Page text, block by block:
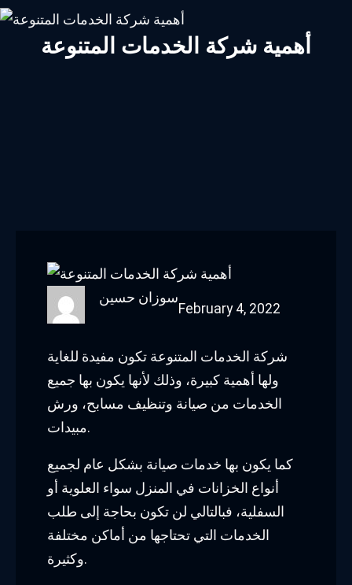
أهمية شركة الخدمات المتنوعة
سوزان حسين
February 4, 2022
شركة الخدمات المتنوعة تكون مفيدة للغاية
ولها أهمية كبيرة، وذلك لأنها يكون بها جميع
الخدمات من صيانة وتنظيف مسابح، ورش
مبيدات.
كما يكون بها خدمات صيانة بشكل عام لجميع
أنواع الخزانات في المنزل سواء العلوية أو
السفلية، فبالتالي لن تكون بحاجة إلى طلب
الخدمات التي تحتاجها من أماكن مختلفة
وكثيرة.